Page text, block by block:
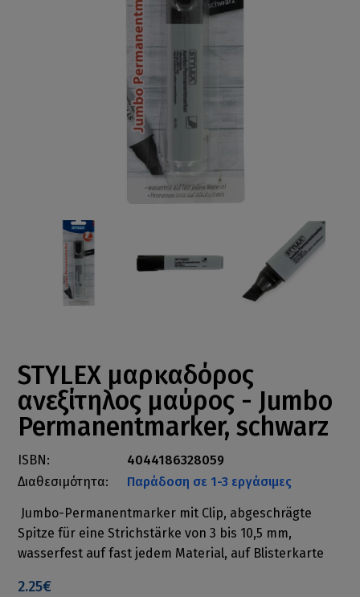
STYLEX μαρκαδόρος
ανεξίτηλος μαύρος - Jumbo
Permanentmarker, schwarz
ISBN:
4044186328059
Διαθεσιμότητα:
Παράδοση σε 1-3 εργάσιμες
Jumbo-Permanentmarker mit Clip, abgeschrägte
Spitze für eine Strichstärke von 3 bis 10,5 mm,
wasserfest auf fast jedem Material, auf Blisterkarte
2.25€